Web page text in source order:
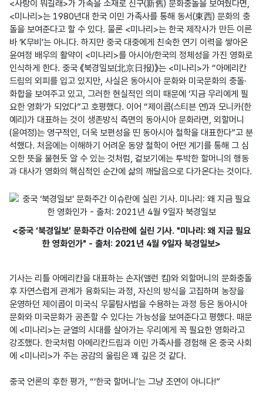
<사랑이 뭐길래>가 가족을 소재로 신구(新舊) 문화충돌을 보여줬다면,
<미나리>는 1980년대 한국 이민 가족사를 통해 동서(東西) 문화의 충
돌을 보여준다고 할 수 있다. 물론 <미나리>는 한국 제작사가 만든 이른
바 ‘K무비’는 아니다. 하지만 중국 대중에게 친숙한 연기 이력을 쌓아온
윤여정 배우의 활약이 <미나리>를 아시아/한국의 정체성을 가진 영화로
인식하게 한다. 중국 《북경일보(北京日报)》는 <미나리>가 “아메리칸
드림의 외피를 입고 있지만, 사실은 동아시아 문화와 미국문화의 충돌·
화합을 보여주고 있고, 그러한 현실적인 의미 때문에 ‘지금 우리에게 필
요한 영화’가 되었다”고 호평했다. 이어 “제이콥(스티븐 연)과 모니카(한
예리)가 대표하는 것이 생존방식 측면의 동아시아 문화라면, 외할머니
(윤여정)는 영구적인, 더욱 보편성을 띤 동아시아 철학을 대표한다”고 분
석했다. 처음에는 이해하기 어려운 동양 철학이 어떤 계기를 통해 그 심
오한 뜻을 불현듯 알 수 있는 것처럼, 겉보기에는 투박한 할머니의 행동
과 대사가 영화의 핵심적인 순간에 삶의 깨달음으로 다가온다는 것이다.
<중국 ‘북경일보’ 문화주간 이슈란에 실린 기사. "미나리: 왜 지금 필요
한 영화인가" - 출처: 2021년 4월 9일자 북경일보>
기사는 리틀 아메리칸을 대표하는 손자(앨런 킴)와 외할머니의 문화충돌
후 자연스럽게 관계가 융화되는 과정, 자신의 방식을 고집하며 농장을
운영하던 제이콥이 미국식 우물탐사법을 수용하는 과정 등은 동아시아
문화와 미국문화가 공존할 수 있다는 가능성을 보여준다고 평했다. 때문
에 <미나리>는 균열의 시대를 살아가는 우리에게 꼭 필요한 영화라고
강조했다. 한국처럼 아메리칸드림과 이민 가족사를 경험해 온 중국 사회
에 <미나리>가 주는 공감의 울림은 꽤 깊은 것 같다.
중국 언론의 후한 평가, “‘한국 할머니’는 그냥 조연이 아니다!”